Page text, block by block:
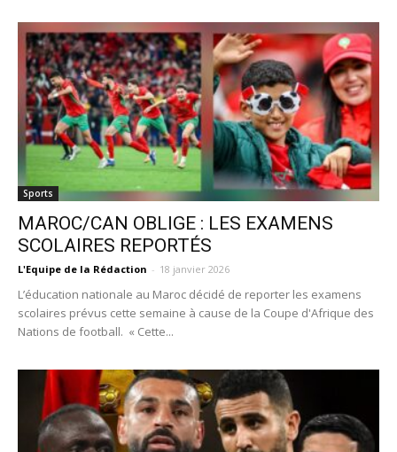
Sports
MAROC/CAN OBLIGE : LES EXAMENS
SCOLAIRES REPORTÉS
L'Equipe de la Rédaction - 18 janvier 2026
L’éducation nationale au Maroc décidé de reporter les examens
scolaires prévus cette semaine à cause de la Coupe d'Afrique des
Nations de football. « Cette...